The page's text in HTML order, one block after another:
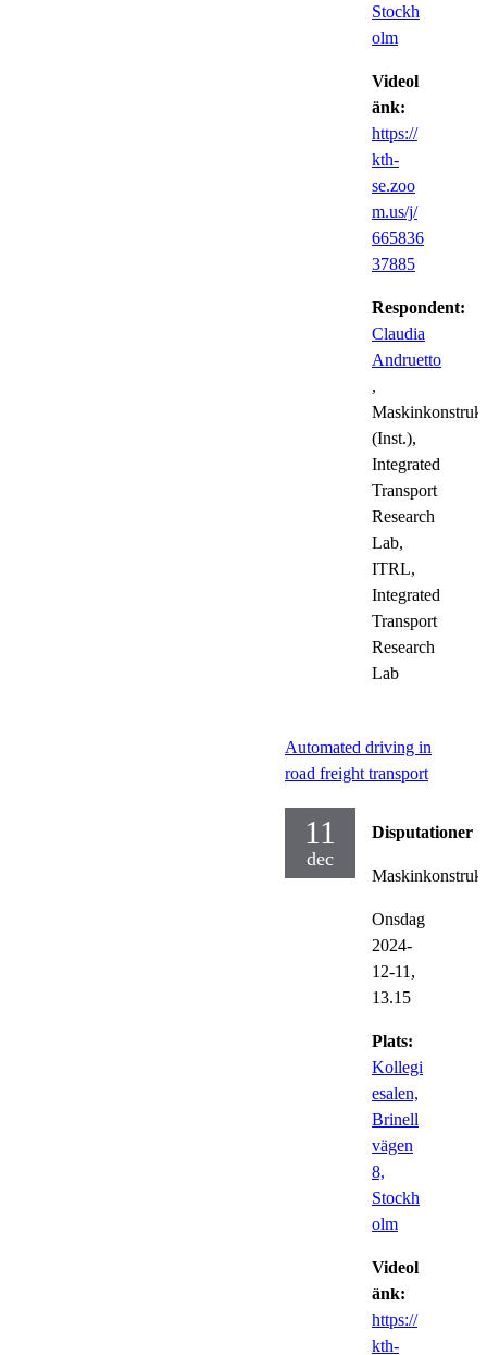
Stockh
olm
Videol
änk:
https://
kth-
se.zoo
m.us/j/
665836
37885
Respondent:
Claudia
Andruetto
,
(Inst.),
Integrated
Transport
Research
Lab,
ITRL,
Integrated
Transport
Research
Lab
Automated driving in
road freight transport
11
dec
Disputationer
Onsdag
2024-
12-11,
13.15
Plats:
Kollegi
esalen,
Brinell
vägen
8,
Stockh
olm
Videol
änk:
https://
kth-